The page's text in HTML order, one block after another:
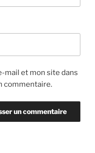
mail et mon site dans
commentaire.